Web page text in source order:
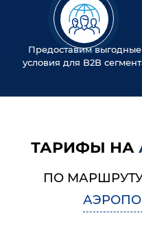
Предоставим выгодные
условия для B2B
ТАРИФЫ НА
ПО